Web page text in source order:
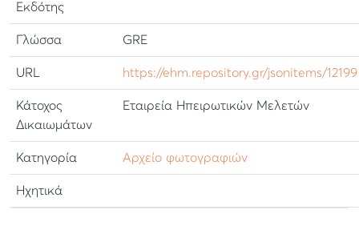
Εκδότης
Γλώσσα GRE
URL https://ehm.repository.gr/jsonitems/12199
Κάτοχος
Δικαιωμάτων
Εταιρεία Ηπειρωτικών Μελετών
Κατηγορία Αρχείο φωτογραφιών
Ηχητικά